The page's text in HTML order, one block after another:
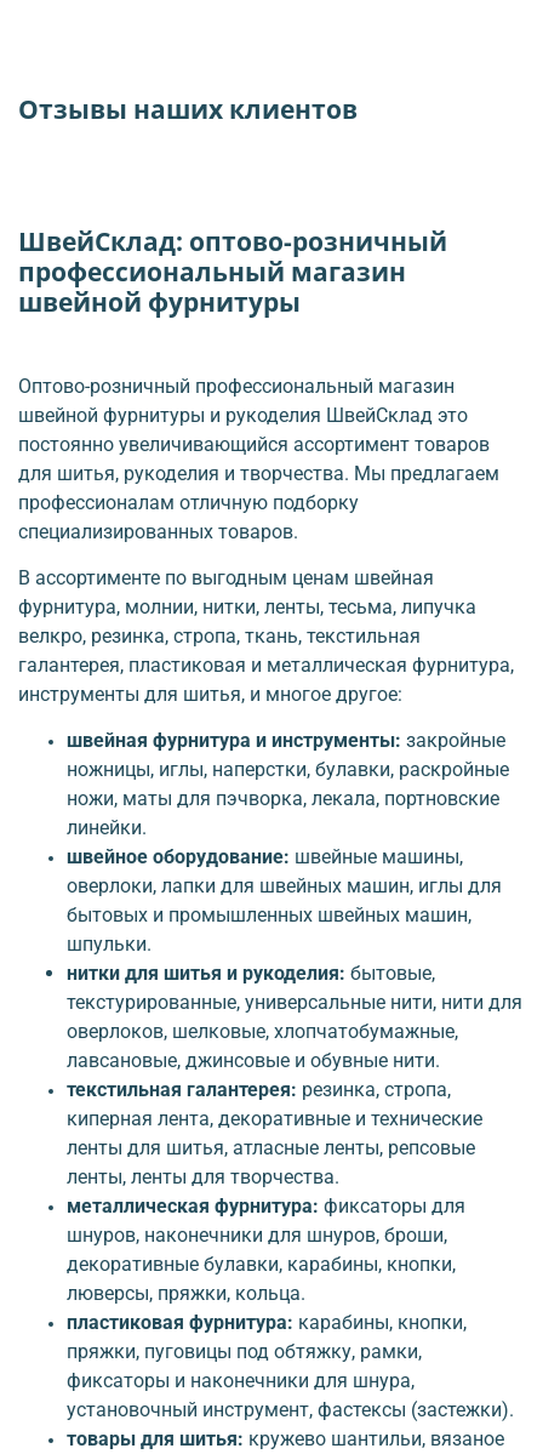
Отзывы наших клиентов
ШвейСклад: оптово-розничный
профессиональный магазин
швейной фурнитуры
Оптово-розничный профессиональный магазин
швейной фурнитуры и рукоделия ШвейСклад это
постоянно увеличивающийся ассортимент товаров
для шитья, рукоделия и творчества. Мы предлагаем
профессионалам отличную подборку
специализированных товаров.
В ассортименте по выгодным ценам швейная
фурнитура, молнии, нитки, ленты, тесьма, липучка
велкро, резинка, стропа, ткань, текстильная
галантерея, пластиковая и металлическая фурнитура,
инструменты для шитья, и многое другое:
швейная фурнитура и инструменты: закройные
ножницы, иглы, наперстки, булавки, раскройные
ножи, маты для пэчворка, лекала, портновские
линейки.
швейное оборудование: швейные машины,
оверлоки, лапки для швейных машин, иглы для
бытовых и промышленных швейных машин,
шпульки.
нитки для шитья и рукоделия: бытовые,
текстурированные, универсальные нити, нити для
оверлоков, шелковые, хлопчатобумажные,
лавсановые, джинсовые и обувные нити.
текстильная галантерея: резинка, стропа,
киперная лента, декоративные и технические
ленты для шитья, атласные ленты, репсовые
ленты, ленты для творчества.
металлическая фурнитура: фиксаторы для
шнуров, наконечники для шнуров, броши,
декоративные булавки, карабины, кнопки,
люверсы, пряжки, кольца.
пластиковая фурнитура: карабины, кнопки,
пряжки, пуговицы под обтяжку, рамки,
фиксаторы и наконечники для шнура,
установочный инструмент, фастексы (застежки).
товары для шитья: кружево шантильи, вязаное